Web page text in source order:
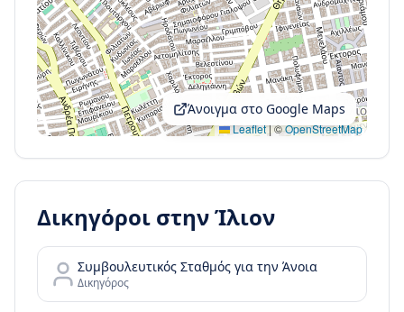
Leaflet|©OpenStreetMap
Άνοιγμα στο Google Maps
Δικηγόροι στηνΊλιον
Συμβουλευτικός Σταθμός για την Άνοια
Δικηγόρος